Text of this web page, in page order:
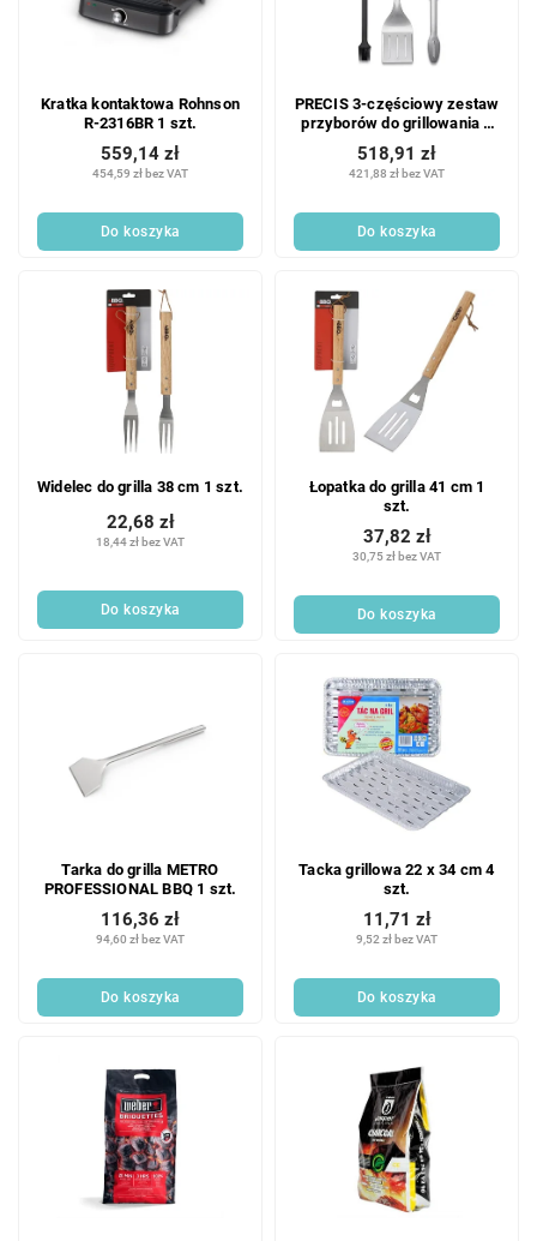
Kratka kontaktowa Rohnson
R-2316BR 1 szt.
454,59 zł bez VAT
559,14 zł
Do koszyka
PRECIS 3-częściowy zestaw
przyborów do grillowania 1
421,88 zł bez VAT
518,91 zł
Do koszyka
Widelec do grilla 38 cm 1 szt.
18,44 zł bez VAT
22,68 zł
Do koszyka
Łopatka do grilla 41 cm 1
szt.
30,75 zł bez VAT
37,82 zł
Do koszyka
Tarka do grilla METRO
PROFESSIONAL BBQ 1 szt.
94,60 zł bez VAT
116,36 zł
Do koszyka
Tacka grillowa 22 x 34 cm 4
szt.
9,52 zł bez VAT
11,71 zł
Do koszyka